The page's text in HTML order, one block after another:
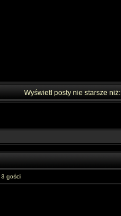
Wyświetl posty nie starsze niż:
3 gości